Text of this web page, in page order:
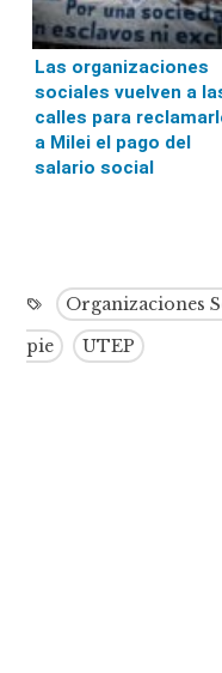
Las organizaciones
sociales vuelven a
calles para
a Milei el pago del
salario social
Organizaciones
pie
UTEP